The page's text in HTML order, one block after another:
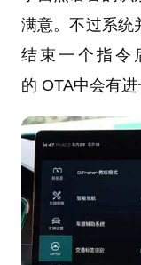
满意。不过系统
结束一个指令
的 OTA中会有